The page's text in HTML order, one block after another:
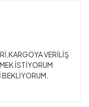
VERİLİŞ
İSTİYORUM